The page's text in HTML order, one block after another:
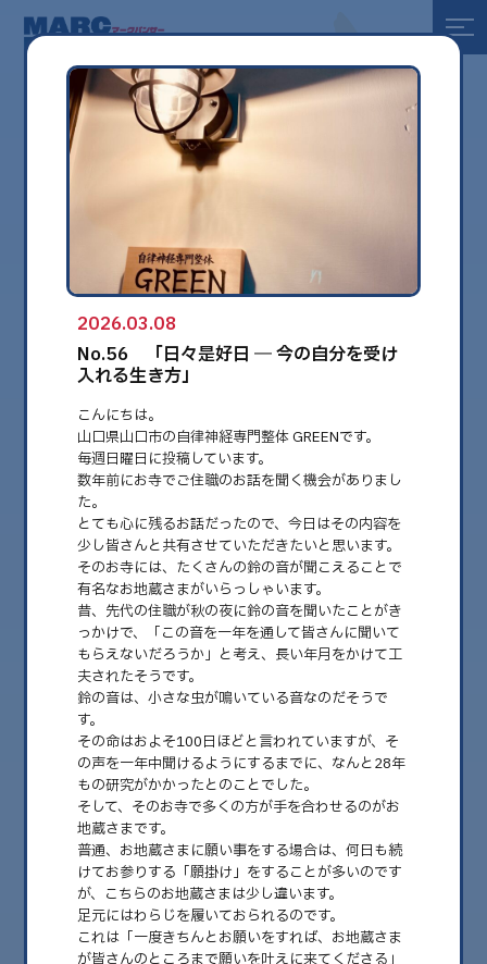
全て
美容
環境
globe
2026.03.08
No.56 「日々是好日 ― 今の自分を受け入れ
る生き方」
こんにちは。 山口県山口市の自律神経専門整体 GREENです。 毎週日曜日に
投稿しています。 数年前……
2026.03.08
No.56 「日々是好日 ― 今の自分を受け
入れる生き方」
こんにちは。
山口県山口市の自律神経専門整体 GREENです。
毎週日曜日に投稿しています。
数年前にお寺でご住職のお話を聞く機会がありまし
た。
とても心に残るお話だったので、今日はその内容を
少し皆さんと共有させていただきたいと思います。
そのお寺には、たくさんの鈴の音が聞こえることで
有名なお地蔵さまがいらっしゃいます。
昔、先代の住職が秋の夜に鈴の音を聞いたことがき
っかけで、「この音を一年を通して皆さんに聞いて
もらえないだろうか」と考え、長い年月をかけて工
夫されたそうです。
鈴の音は、小さな虫が鳴いている音なのだそうで
す。
その命はおよそ100日ほどと言われていますが、そ
の声を一年中聞けるようにするまでに、なんと28年
もの研究がかかったとのことでした。
そして、そのお寺で多くの方が手を合わせるのがお
地蔵さまです。
普通、お地蔵さまに願い事をする場合は、何日も続
けてお参りする「願掛け」をすることが多いのです
が、こちらのお地蔵さまは少し違います。
足元にはわらじを履いておられるのです。
これは「一度きちんとお願いをすれば、お地蔵さま
が皆さんのところまで願いを叶えに来てくださる」